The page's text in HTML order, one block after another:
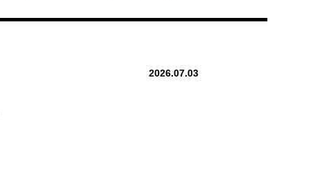
2026.07.03